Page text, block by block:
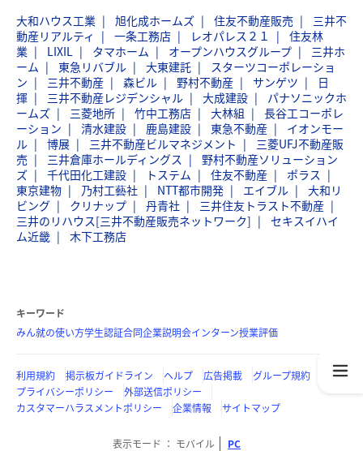
大和ハウス工業 旭化成ホームズ 住友不動産販売
三井不
動産リアルティ
一条工務店 レオパレス２１
住友林
業
LIXIL タマホーム オープンハウスグループ
三井ホ
ーム
東急リバブル 大東建託
スターツコーポレーショ
ン
三井不動産 森ビル 野村不動産 サンゲツ
日
揮
三井不動産レジデンシャル 大成建設
パナソニックホ
ームズ
三菱地所 竹中工務店 大林組
長谷工コーポレ
ーション
清水建設 鹿島建設 東急不動産
イオンモー
ル
博展 三井不動産ビルマネジメント
三菱UFJ不動産販
売
三井倉庫ホールディングス
野村不動産ソリューション
ズ
千代田化工建設 トステム 住友不動産
ポラス
東京建物
乃村工藝社 NTT都市開発 エイブル
大和リ
ビング
クリナップ 丹青社
三井住友トラスト不動産
三井のリハウス[三井不動産販売ネットワーク]
セキスイハイ
ム近畿
木下工務店
キーワード
みん就の使い方学生認証合同企業説明会インターン授業評価
利用規約 掲示板ガイドライン ヘルプ 広告掲載
グループ規約
プライバシーポリシー
外部送信ポリシー
カスタマーハラスメントポリシー
企業情報 サイトマップ
表示モード モバイル PC